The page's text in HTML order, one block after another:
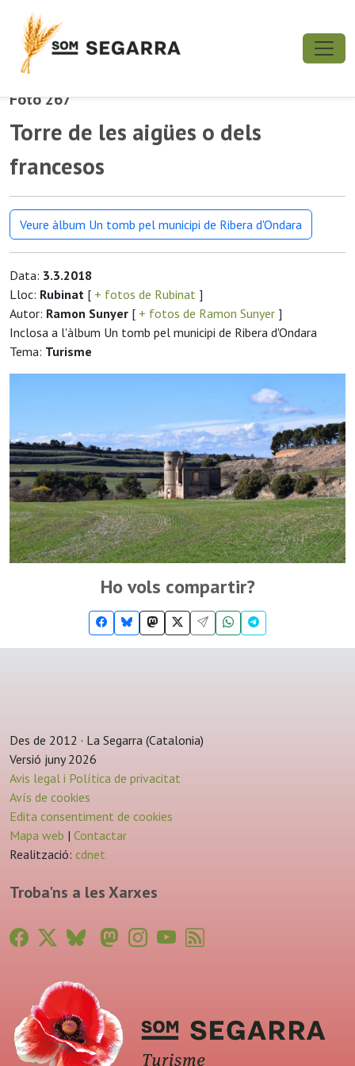
Foto 267
Torre de les aigües o dels
francesos
Veure àlbum Un tomb pel municipi de Ribera d'Ondara
Data: 3.3.2018
Lloc: Rubinat [ + fotos de Rubinat ]
Autor: Ramon Sunyer [ + fotos de Ramon Sunyer ]
Inclosa a l'àlbum Un tomb pel municipi de Ribera d'Ondara
Tema: Turisme
Ho vols compartir?
Des de 2012 · La Segarra (Catalonia)
Versió juny 2026
Avis legal i Política de privacitat
Avís de cookies
Edita consentiment de cookies
Mapa web | Contactar
Realització: cdnet
Troba'ns a les Xarxes